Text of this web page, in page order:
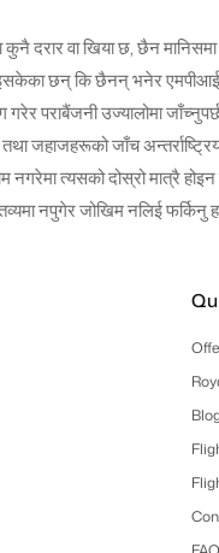
दरार वा खिया छ, छैन
छन् कि छैनन् भनेर एमपीआई
गरेर पराबैंजनी उज्यालोमा
जहाजहरूको जाँच
त्यसको दोस्रो मात्रै
नपुगेर जोखिम नलिई फर्किनु